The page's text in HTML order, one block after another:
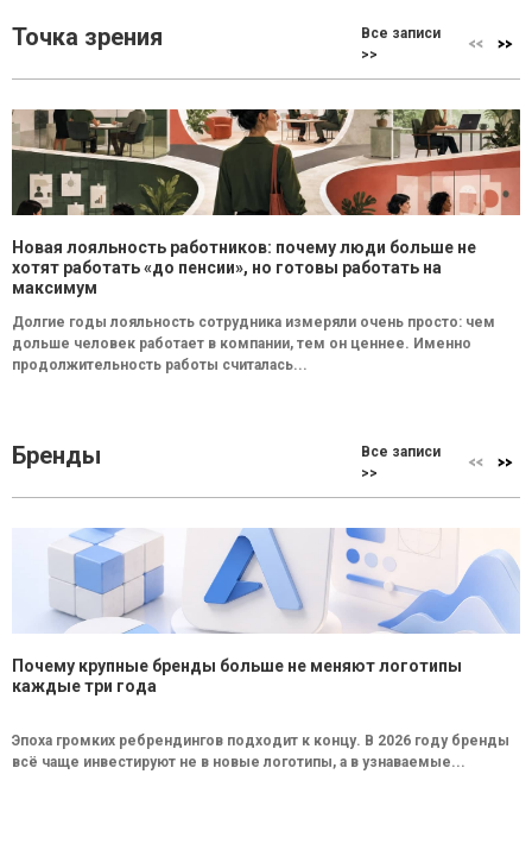
Точка зрения
Все записи
>>
Новая лояльность работников: почему люди больше не
хотят работать «до пенсии», но готовы работать на
максимум
Долгие годы лояльность сотрудника измеряли очень просто: чем
дольше человек работает в компании, тем он ценнее. Именно
продолжительность работы считалась...
Бренды
Все записи
>>
Почему крупные бренды больше не меняют логотипы
каждые три года
Эпоха громких ребрендингов подходит к концу. В 2026 году бренды
всё чаще инвестируют не в новые логотипы, а в узнаваемые...